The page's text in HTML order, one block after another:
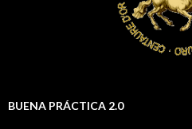
BUENA PRÁCTICA 2.0